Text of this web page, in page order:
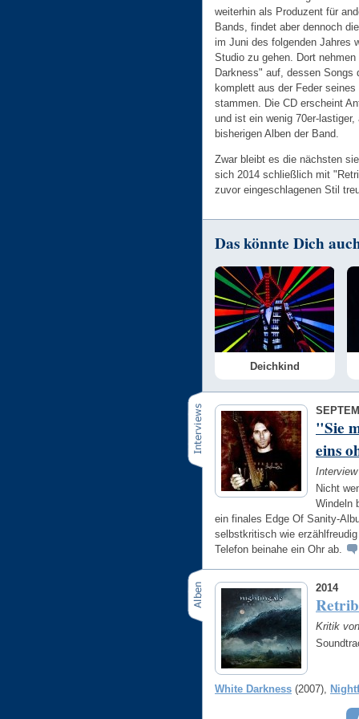
weiterhin als Produzent für
Bands, findet aber dennoch
im Juni des folgenden Jahres
Studio zu gehen. Dort
Darkness" auf, dessen Songs
komplett aus der Feder seines
stammen. Die CD erscheint
und ist ein wenig 70er-lastiger,
bisherigen Alben der Band.
Zwar bleibt es die nächsten
sich 2014 schließlich mit
zuvor eingeschlagenen Stil
Das könnte Dich
Deichkind
"Sie
eins
Nicht
Windeln
ein finales Edge Of Sanity-
selbstkritisch wie
Telefon beinahe ein Ohr ab.
2014
Kritik
White Darkness (2007)